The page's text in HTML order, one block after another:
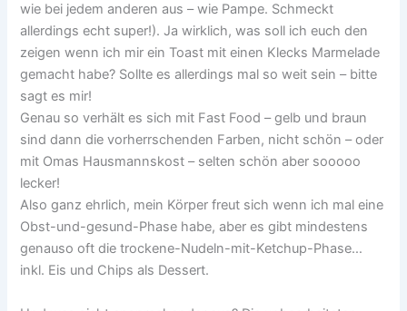
wie bei jedem anderen aus – wie Pampe. Schmeckt
allerdings echt super!). Ja wirklich, was soll ich euch den
zeigen wenn ich mir ein Toast mit einen Klecks Marmelade
gemacht habe? Sollte es allerdings mal so weit sein – bitte
sagt es mir!
Genau so verhält es sich mit Fast Food – gelb und braun
sind dann die vorherrschenden Farben, nicht schön – oder
mit Omas Hausmannskost – selten schön aber sooooo
lecker!
Also ganz ehrlich, mein Körper freut sich wenn ich mal eine
Obst-und-gesund-Phase habe, aber es gibt mindestens
genauso oft die trockene-Nudeln-mit-Ketchup-Phase…
inkl. Eis und Chips als Dessert.